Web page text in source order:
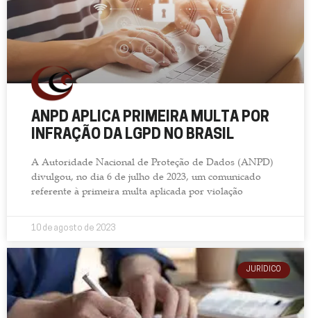
ANPD APLICA PRIMEIRA MULTA POR
INFRAÇÃO DA LGPD NO BRASIL
A Autoridade Nacional de Proteção de Dados (ANPD)
divulgou, no dia 6 de julho de 2023, um comunicado
referente à primeira multa aplicada por violação
10 de agosto de 2023
JURÍDICO